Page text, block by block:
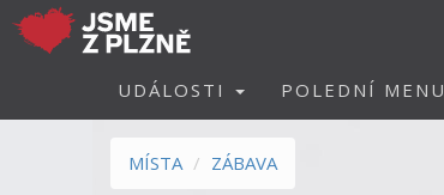
UDÁLOSTI POLEDNÍ MENU
MÍSTA ZÁBAVA